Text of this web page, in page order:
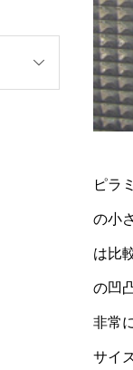
ピラ
の小
は比
の凹
非常
サイ